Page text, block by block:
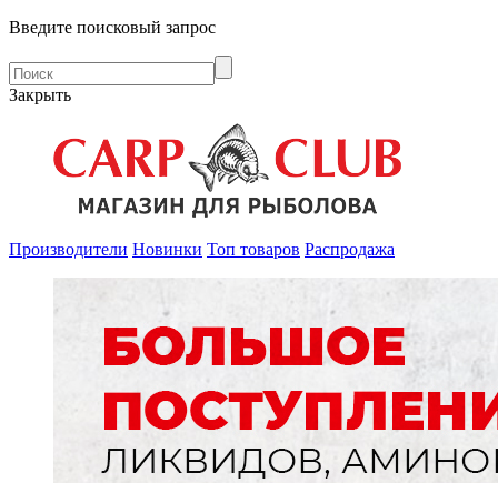
Введите поисковый запрос
Закрыть
Производители Новинки Топ товаров Распродажа